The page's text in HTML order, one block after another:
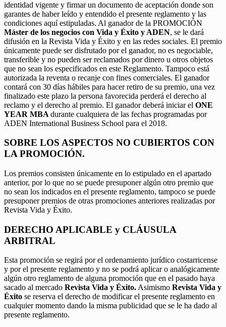
identidad vigente y firmar un documento de aceptación donde son
garantes de haber leído y entendido el presente reglamento y las
condiciones aquí estipuladas. Al ganador de la PROMOCIÓN
Máster de los negocios con Vida y Éxito y ADEN, se le dará
difusión en la Revista Vida y Éxito y en las redes sociales. El premio
únicamente puede ser disfrutado por el ganador, no es negociable,
transferible y no pueden ser reclamados por dinero u otros objetos
que no sean los especificados en este Reglamento. Tampoco está
autorizada la reventa o recanje con fines comerciales. El ganador
contará con 30 días hábiles para hacer retiro de su premio, una vez
finalizado este plazo la persona favorecida perderá el derecho al
reclamo y el derecho al premio. El ganador deberá iniciar el ONE
YEAR MBA durante cualquiera de las fechas programadas por
ADEN International Business School para el 2018.
SOBRE LOS ASPECTOS NO CUBIERTOS CON
LA PROMOCIÓN.
Los premios consisten únicamente en lo estipulado en el apartado
anterior, por lo que no se puede presuponer algún otro premio que
no sean los indicados en el presente reglamento, tampoco se puede
presuponer premios de otras promociones anteriores realizadas por
Revista Vida y Éxito.
DERECHO APLICABLE y CLÁUSULA
ARBITRAL
Esta promoción se regirá por el ordenamiento jurídico costarricense
y por el presente reglamento y no se podrá aplicar o analógicamente
algún otro reglamento de alguna promoción que en el pasado haya
sacado al mercado Revista Vida y Éxito.Asimismo Revista Vida y
Éxito se reserva el derecho de modificar el presente reglamento en
cualquier momento dando la misma publicidad que se le ha dado al
presente reglamento.